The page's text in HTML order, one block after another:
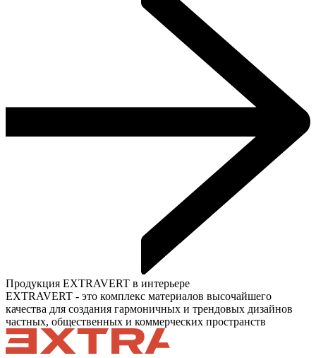
Продукция EXTRAVERT в интерьере
EXTRAVERT - это комплекс материалов высочайшего
качества для создания гармоничных и трендовых дизайнов
частных, общественных и коммерческих пространств